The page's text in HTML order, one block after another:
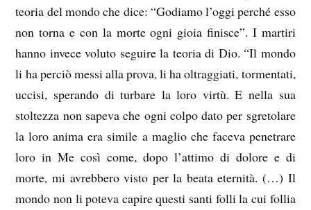
teoria del mondo che dice: “Godiamo l’oggi perché esso
non torna e con la morte ogni gioia finisce”. I martiri
hanno invece voluto seguire la teoria di Dio. “Il mondo
li ha perciò messi alla prova, li ha oltraggiati, tormentati,
uccisi, sperando di turbare la loro virtù. E nella sua
stoltezza non sapeva che ogni colpo dato per sgretolare
la loro anima era simile a maglio che faceva penetrare
loro in Me così come, dopo l’attimo di dolore e di
morte, mi avrebbero visto per la beata eternità. (…) Il
mondo non li poteva capire questi santi folli la cui follia